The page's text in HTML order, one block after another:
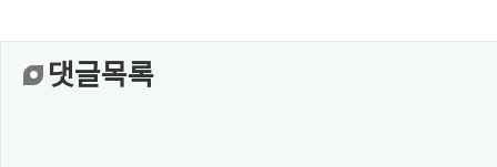
댓글목록